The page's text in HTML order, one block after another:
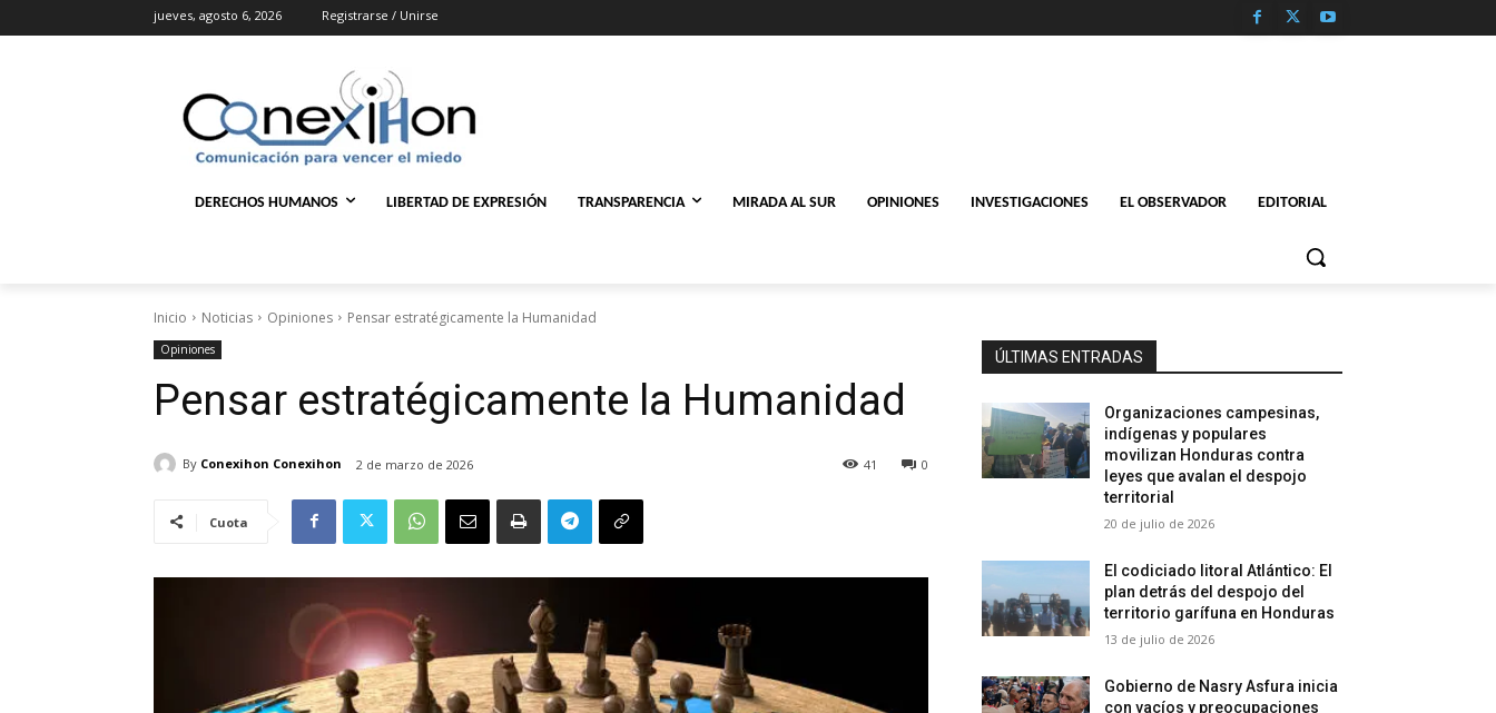
jueves, agosto 6, 2026 Registrarse / Unirse
DERECHOS HUMANOS LIBERTAD DE EXPRESIÓN TRANSPARENCIA MIRADA AL SUR OPINIONES INVESTIGACIONES EL OBSERVADOR EDITORIAL
Inicio Noticias Opiniones Pensar estratégicamente la Humanidad
Opiniones
Pensar estratégicamente la Humanidad
By Conexihon Conexihon 2 de marzo de 2026 0
41
Cuota
ÚLTIMAS ENTRADAS
Organizaciones campesinas,
indígenas y populares
movilizan Honduras contra
leyes que avalan el despojo
territorial
20 de julio de 2026
El codiciado litoral Atlántico: El
plan detrás del despojo del
territorio garífuna en Honduras
13 de julio de 2026
Gobierno de Nasry Asfura inicia
con vacíos y preocupaciones